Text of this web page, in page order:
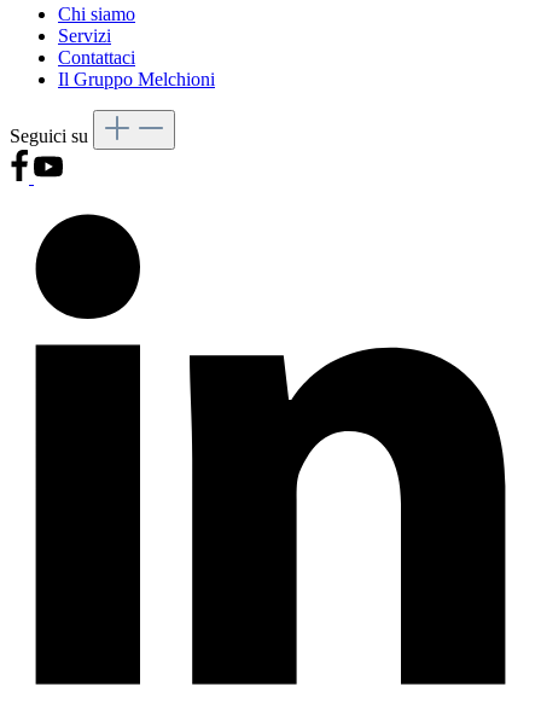
Chi siamo
Servizi
Contattaci
Il Gruppo Melchioni
Seguici su